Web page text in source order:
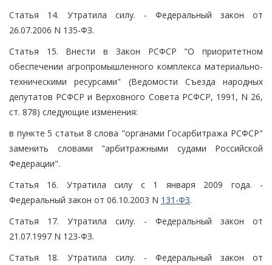
Статья 14. Утратила силу. - Федеральный закон от
26.07.2006 N 135-ФЗ.
Статья 15. Внести в Закон РСФСР "О приоритетном
обеспечении агропромышленного комплекса материально-
техническими ресурсами" (Ведомости Съезда народных
депутатов РСФСР и Верховного Совета РСФСР, 1991, N 26,
ст. 878) следующие изменения:
в пункте 5 статьи 8 слова "органами Госарбитража РСФСР"
заменить словами "арбитражными судами Российской
Федерации".
Статья 16. Утратила силу с 1 января 2009 года. -
Федеральный закон от 06.10.2003 N 131-ФЗ.
Статья 17. Утратила силу. - Федеральный закон от
21.07.1997 N 123-ФЗ.
Статья 18. Утратила силу. - Федеральный закон от